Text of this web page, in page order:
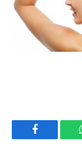
Facebook